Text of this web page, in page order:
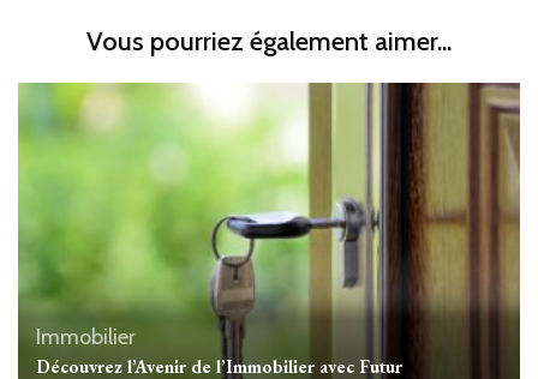
Vous pourriez également aimer...
Immobilier
Découvrez l’Avenir de l’Immobilier avec Futur